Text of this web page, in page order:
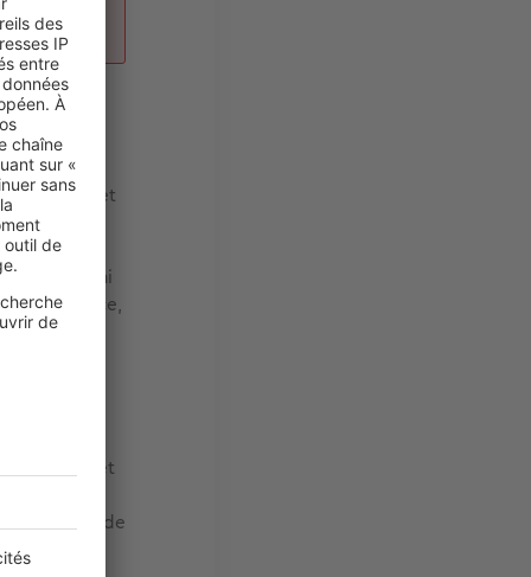
rue
Montières et
€ et
(rue
prix parmi
Maurice,
en
amiénois
Vallée
dans cet
la demande